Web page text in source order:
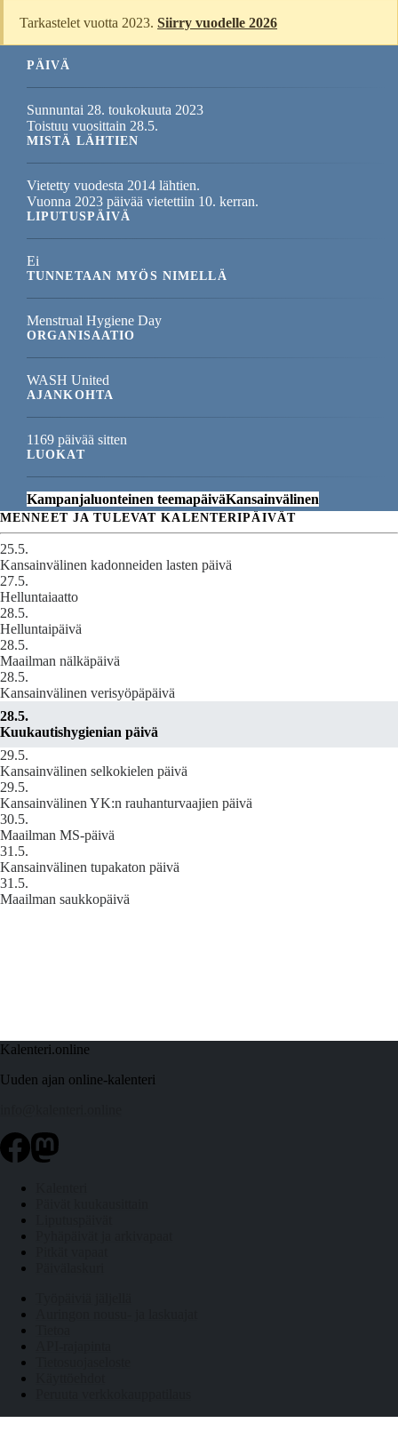
Tarkastelet vuotta 2023.Siirry vuodelle 2026
PÄIVÄ
Sunnuntai 28. toukokuuta 2023
Toistuu vuosittain 28.5.
MISTÄ LÄHTIEN
Vietetty vuodesta 2014 lähtien.
Vuonna 2023 päivää vietettiin 10. kerran.
LIPUTUSPÄIVÄ
Ei
TUNNETAAN MYÖS NIMELLÄ
Menstrual Hygiene Day
ORGANISAATIO
WASH United
AJANKOHTA
1169 päivää sitten
LUOKAT
Kampanjaluonteinen teemapäiväKansainvälinen
MENNEET JA TULEVAT KALENTERIPÄIVÄT
25.5.
Kansainvälinen kadonneiden lasten päivä
27.5.
Helluntaiaatto
28.5.
Helluntaipäivä
28.5.
Maailman nälkäpäivä
28.5.
Kansainvälinen verisyöpäpäivä
28.5.
Kuukautishygienian päivä
29.5.
Kansainvälinen selkokielen päivä
29.5.
Kansainvälinen YK:n rauhanturvaajien päivä
30.5.
Maailman MS-päivä
31.5.
Kansainvälinen tupakaton päivä
31.5.
Maailman saukkopäivä
Kalenteri.online
Uuden ajan online-kalenteri